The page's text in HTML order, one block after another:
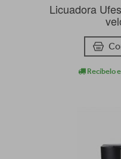
Licuadora
Recíbelo